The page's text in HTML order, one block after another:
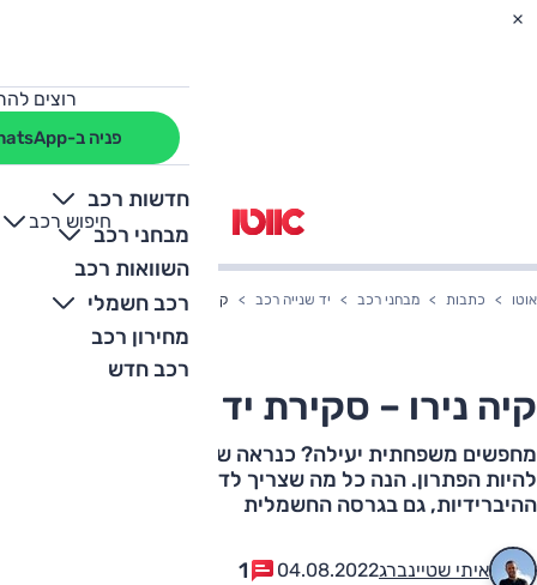
רוצים
פניה ב-WhatsApp
חדשות רכב
מבחני רכב
השוואות רכב
רכב חשמלי
מחירון רכב
רכב חדש
חיפוש רכב
+
-
אוטו כתבות מבחני רכב יד שנייה רכב קיה נירו – סקירת יד שנייה
קיה נירו – סקירת יד שנייה
מחפשים משפחתית יעילה? כנראה שעבורכם קיה נירו יכול
להיות הפתרון. הנה כל מה שצריך לדעת עליו – גם בגרסאות
ההיברידיות, גם בגרסה החשמלית
איתי שטיינברג04.08.2022
1